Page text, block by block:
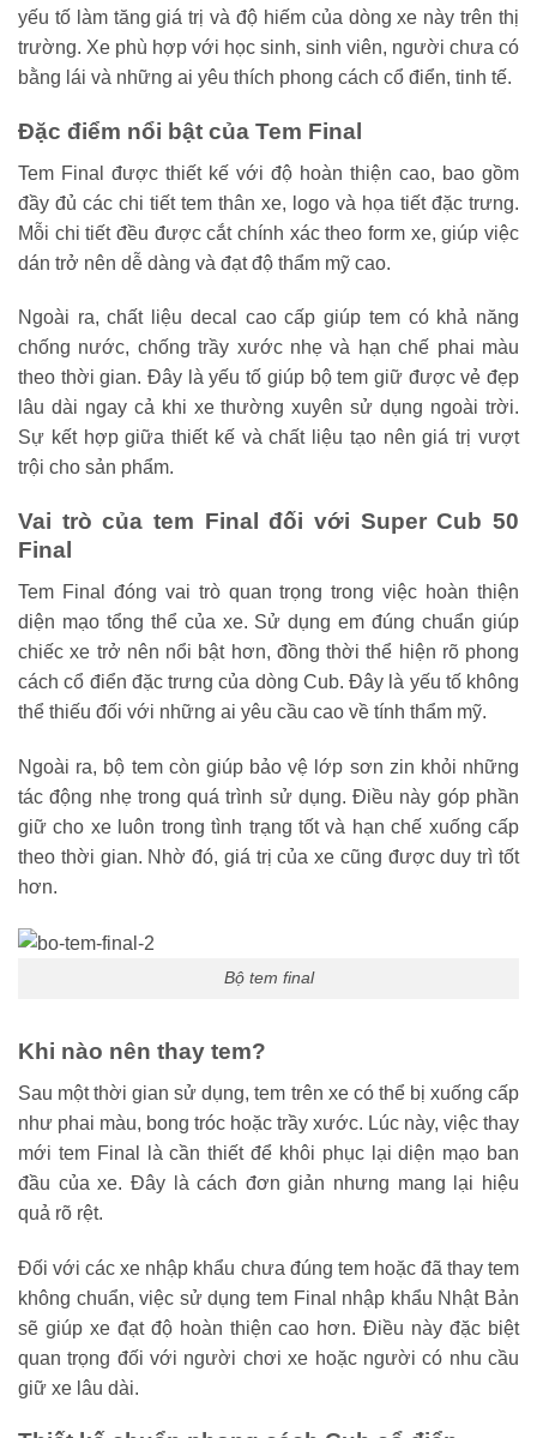
yếu tố làm tăng giá trị và độ hiếm của dòng xe này trên thị
trường. Xe phù hợp với học sinh, sinh viên, người chưa có
bằng lái và những ai yêu thích phong cách cổ điển, tinh tế.
Đặc điểm nổi bật của Tem Final
Tem Final được thiết kế với độ hoàn thiện cao, bao gồm
đầy đủ các chi tiết tem thân xe, logo và họa tiết đặc trưng.
Mỗi chi tiết đều được cắt chính xác theo form xe, giúp việc
dán trở nên dễ dàng và đạt độ thẩm mỹ cao.
Ngoài ra, chất liệu decal cao cấp giúp tem có khả năng
chống nước, chống trầy xước nhẹ và hạn chế phai màu
theo thời gian. Đây là yếu tố giúp bộ tem giữ được vẻ đẹp
lâu dài ngay cả khi xe thường xuyên sử dụng ngoài trời.
Sự kết hợp giữa thiết kế và chất liệu tạo nên giá trị vượt
trội cho sản phẩm.
Vai trò của tem Final đối với Super Cub 50
Final
Tem Final đóng vai trò quan trọng trong việc hoàn thiện
diện mạo tổng thể của xe. Sử dụng em đúng chuẩn giúp
chiếc xe trở nên nổi bật hơn, đồng thời thể hiện rõ phong
cách cổ điển đặc trưng của dòng Cub. Đây là yếu tố không
thể thiếu đối với những ai yêu cầu cao về tính thẩm mỹ.
Ngoài ra, bộ tem còn giúp bảo vệ lớp sơn zin khỏi những
tác động nhẹ trong quá trình sử dụng. Điều này góp phần
giữ cho xe luôn trong tình trạng tốt và hạn chế xuống cấp
theo thời gian. Nhờ đó, giá trị của xe cũng được duy trì tốt
hơn.
Bộ tem final
Khi nào nên thay tem?
Sau một thời gian sử dụng, tem trên xe có thể bị xuống cấp
như phai màu, bong tróc hoặc trầy xước. Lúc này, việc thay
mới tem Final là cần thiết để khôi phục lại diện mạo ban
đầu của xe. Đây là cách đơn giản nhưng mang lại hiệu
quả rõ rệt.
Đối với các xe nhập khẩu chưa đúng tem hoặc đã thay tem
không chuẩn, việc sử dụng tem Final nhập khẩu Nhật Bản
sẽ giúp xe đạt độ hoàn thiện cao hơn. Điều này đặc biệt
quan trọng đối với người chơi xe hoặc người có nhu cầu
giữ xe lâu dài.